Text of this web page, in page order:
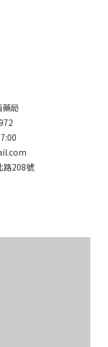
藥局
路208號